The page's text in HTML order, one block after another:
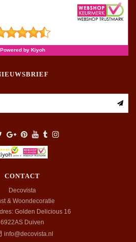
CONTACT
Decovista
& Woondecoratie
Golden Delicious 16
6922AS Duiven
info@decovista.nl